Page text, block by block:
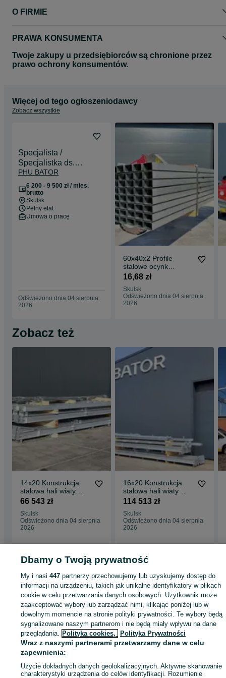
O FIRMIE
PRAWA KONSUMENTA
Twoje zakupy u przedsiębiorców są chronione przez
prawo ochrony konsumentów.
Więcej od tego ogłoszeniodawcy
Zobacz wszystkie
Specjalista /
Specjalistka ds.
administracyjno-
księgowych
PHU BATOR
6 200 - 9 500 zł / mies.
brutto
Skulsk
Pełny etat
Umowa o pracę
Odświeżono dnia 04 sierpnia
2026
60x40x2 Profile
stalowe ocynk
zamknięte rury łaty
ogrodzenie słupy
16,68 zł
Skulsk
Odświeżono dnia 04 sierpnia
2026
Zobacz też
14x20 Konstrukcja
stalowa hali wiaty
magazynu obory
budynek
66 543 zł
Skulsk
Odświeżono dnia 04 sierpnia
2026
16x20 Konstrukcja
stalowa hali wiaty
magazynu obory
budynek
114 513 zł
Skulsk
Odświeżono dnia 04 sierpnia
2026
Strona główna Budowa i Remont Garaże Garaże - Wielkopolskie
Garaże -
Skulsk
KATEGORIA
962826128 Wyświetlenia:
Zadzwoń / SMS Wyślij wiadomość
Dbamy o Twoją prywatność
My i nasi447 partnerzy przechowujemy lub uzyskujemy dostęp do
informacji na urządzeniu, takich jak unikalne identyfikatory w plikach
cookie w celu przetwarzania danych osobowych. Użytkownik może
zaakceptować wybory lub zarządzać nimi, klikając poniżej lub w
dowolnym momencie na stronie polityki prywatności. Te wybory będą
sygnalizowane naszym partnerom i nie będą miały wpływu na dane
przeglądania. Polityka cookies, Polityka Prywatności
Wraz z naszymi partnerami przetwarzamy dane w celu
zapewnienia:
Użycie dokładnych danych geolokalizacyjnych. Aktywne skanowanie
charakterystyki urządzenia do celów identyfikacji. Rozumienie